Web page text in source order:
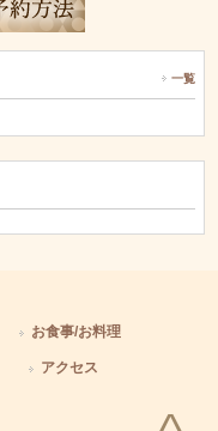
一覧
お食事/お料理
アクセス